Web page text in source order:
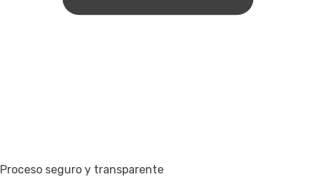
Proceso seguro y transparente